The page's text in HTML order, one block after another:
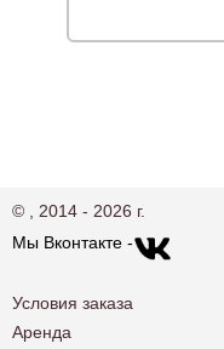
© , 2014 - 2026 г.
Мы Вконтакте -
Условия заказа
Аренда